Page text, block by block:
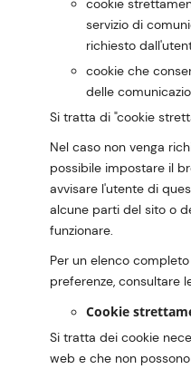
cookie
servizio di
richiesto
cookie che
delle
Si tratta di "cookie
Nel caso non venga
possibile impostare il
avvisare l'utente di
alcune parti del sito o
funzionare.
Per un elenco
preferenze, consultare
Cookie
Si tratta dei cookie
web e che non